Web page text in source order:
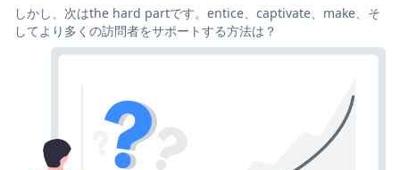
しかし、次はthe hard partです。entice、captivate、make、そ
してより多くの訪問者をサポートする方法は？